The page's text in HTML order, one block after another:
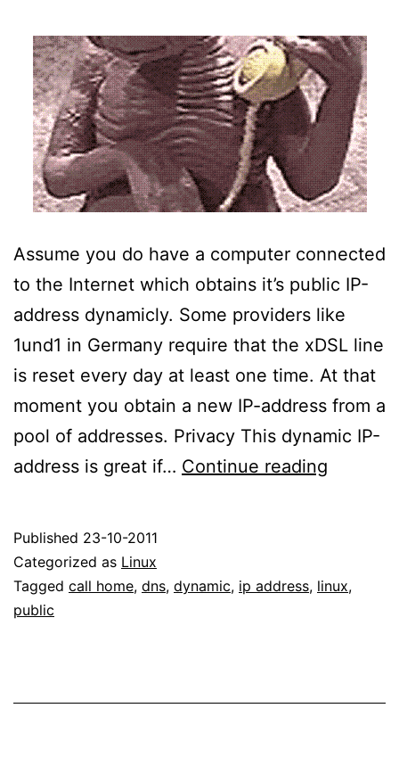
Assume you do have a computer connected
to the Internet which obtains it’s public IP-
address dynamicly. Some providers like
1und1 in Germany require that the xDSL line
is reset every day at least one time. At that
moment you obtain a new IP-address from a
pool of addresses. Privacy This dynamic IP-
address is great if… Continue reading
/
Published 23-10-2011
Categorized as Linux
Tagged call home, dns, dynamic, ip address, linux,
public